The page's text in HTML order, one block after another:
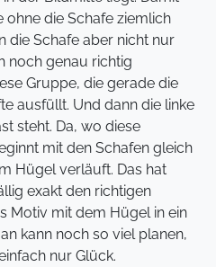
die Schafe ziemlich
die Schafe aber nicht nur
noch genau richtig
Gruppe, die gerade die
ausfüllt. Und dann die linke
steht. Da, wo diese
mit den Schafen gleich
Hügel verläuft. Das hat
exakt den richtigen
Motiv mit dem Hügel in ein
kann noch so viel planen,
nur Glück.